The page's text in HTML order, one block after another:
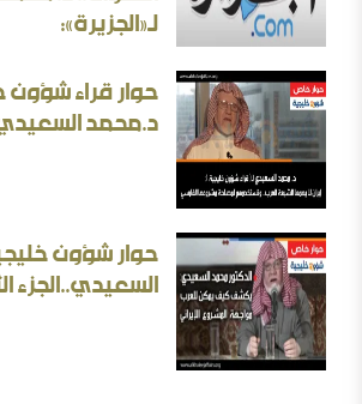
إيران المسكينة ورد على الأستاذ إلهامي
لـ«الجزيرة»:
حوار قراء
د.محمد
حوار شؤون
السعيدي..الجزء